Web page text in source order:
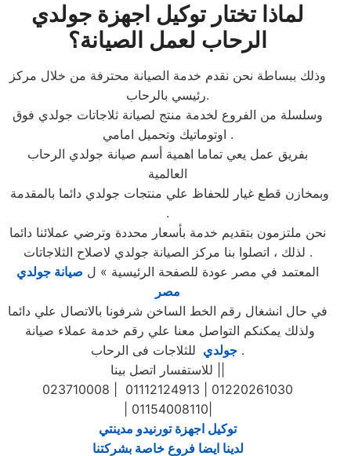
لماذا تختار توكيل اجهزة جولدي
الرحاب لعمل الصيانة؟
وذلك ببساطة نحن نقدم خدمة الصيانة محترفة من خلال مركز
رئيسي بالرحاب.
وسلسلة من الفروع لخدمة منتج لصيانة ثلاجاتات جولدي فوق
اوتوماتيك وتحميل امامي .
بفريق عمل يعي تماما اهمية أسم صيانة جولدي الرحاب
العالمية
.
نحن ملتزمون بتقديم خدمة بأسعار محددة وترضي عملائنا دائما
. لذلك ، اتصلوا بنا مركز الصيانة جولدي لاصلاح الثلاجاتات
المعتمد في مصر عودة للصفحة الرئيسية » ل صيانة جولدي
مصر
في حال انشغال رقم الخط الساخن شرفونا بالاتصال علي دائما
ولذلك يمكنكم التواصل معنا علي رقم خدمة عملاء صيانة
جولدي للثلاجات فى الرحاب .
023710008 | 01112124913 | 01220261030
| 01154008110|
توكيل اجهزة تورنيدو مدينتي
لدينا ايضا فروع خاصة بشركتنا